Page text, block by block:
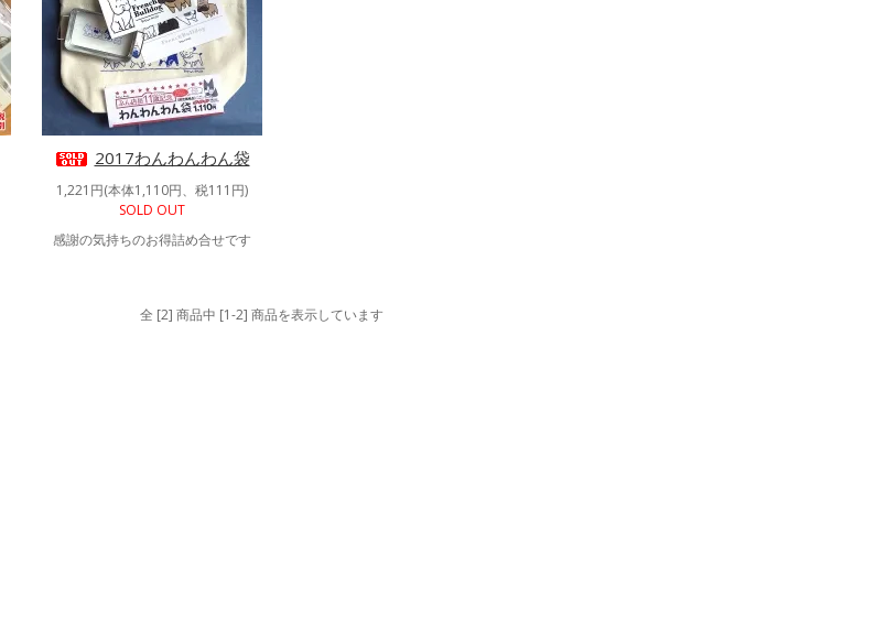
2017わんわんわん袋
1,221円(本体1,110円、税111円)
SOLD OUT
感謝の気持ちのお得詰め合せです
全 [2] 商品中 [1-2] 商品を表示しています